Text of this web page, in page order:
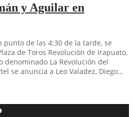
y Aguilar en
punto de las 4:30 de la tarde, se
de Toros Revolución de Irapuato,
denominado La Revolución del
se anuncia a Leo Valadez, Diego…